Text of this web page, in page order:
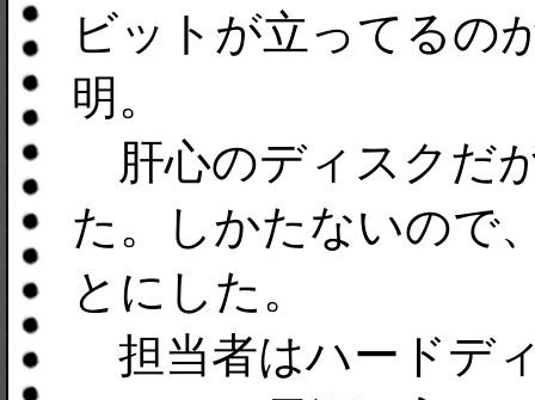
ビットが立ってるの
明。
肝心のディスクだ
た。しかたないので
とにした。
担当者はハードデ